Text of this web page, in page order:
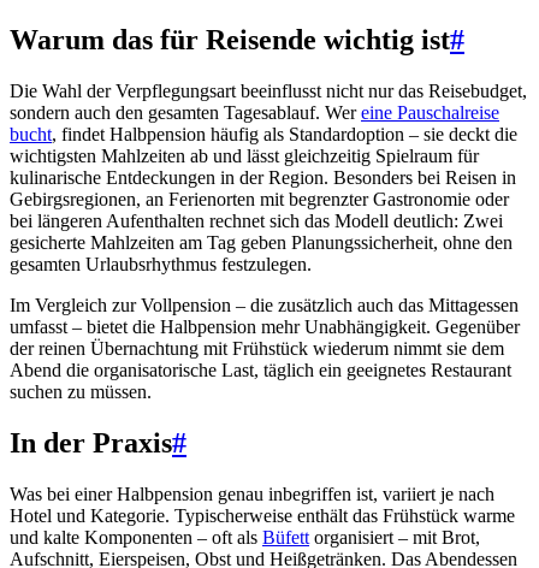
Warum das für Reisende wichtig ist#
Die Wahl der Verpflegungsart beeinflusst nicht nur das Reisebudget,
sondern auch den gesamten Tagesablauf. Wereine Pauschalreise
bucht, findet Halbpension häufig als Standardoption – sie deckt die
wichtigsten Mahlzeiten ab und lässt gleichzeitig Spielraum für
kulinarische Entdeckungen in der Region. Besonders bei Reisen in
Gebirgsregionen, an Ferienorten mit begrenzter Gastronomie oder
bei längeren Aufenthalten rechnet sich das Modell deutlich: Zwei
gesicherte Mahlzeiten am Tag geben Planungssicherheit, ohne den
gesamten Urlaubsrhythmus festzulegen.
Im Vergleich zur Vollpension – die zusätzlich auch das Mittagessen
umfasst – bietet die Halbpension mehr Unabhängigkeit. Gegenüber
der reinen Übernachtung mit Frühstück wiederum nimmt sie dem
Abend die organisatorische Last, täglich ein geeignetes Restaurant
suchen zu müssen.
In der Praxis#
Was bei einer Halbpension genau inbegriffen ist, variiert je nach
Hotel und Kategorie. Typischerweise enthält das Frühstück warme
und kalte Komponenten – oft als Büfett organisiert – mit Brot,
Aufschnitt, Eierspeisen, Obst und Heißgetränken. Das Abendessen